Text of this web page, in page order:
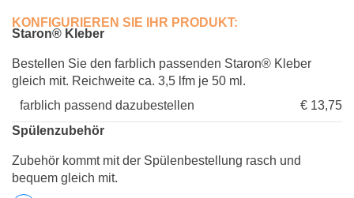
KONFIGURIEREN SIE IHR PRODUKT:
Staron® Kleber
Bestellen Sie den farblich passenden Staron® Kleber
gleich mit. Reichweite ca. 3,5 lfm je 50 ml.
farblich passend dazubestellen
€ 13,75
Spülenzubehör
Zubehör kommt mit der Spülenbestellung rasch und
bequem gleich mit.